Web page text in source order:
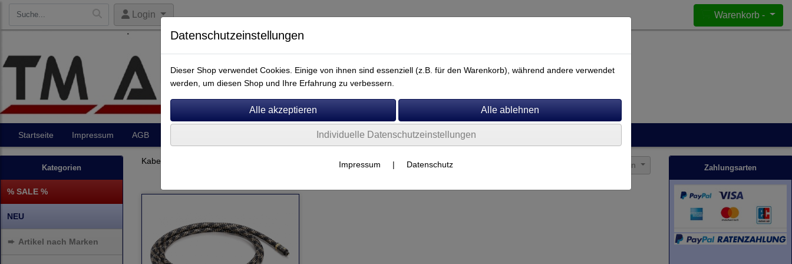
Login Warenkorb -
Startseite Impressum AGB
Kategorien
% SALE %
NEU
➨ Artikel nach Marken
Kabel Sortierung wählen Zahlungsarten
Datenschutzeinstellungen
Dieser Shop verwendet Cookies. Einige von ihnen sind essenziell (z.B. für den Warenkorb), während andere verwendet
werden, um diesen Shop und Ihre Erfahrung zu verbessern.
Individuelle Datenschutzeinstellungen
Impressum | Datenschutz